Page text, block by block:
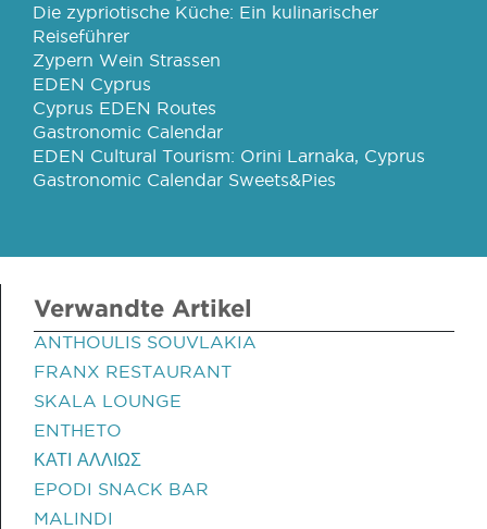
Die zypriotische Küche: Ein kulinarischer
Reiseführer
Zypern Wein Strassen
EDEN Cyprus
Cyprus EDEN Routes
Gastronomic Calendar
EDEN Cultural Tourism: Orini Larnaka, Cyprus
Gastronomic Calendar Sweets&Pies
Verwandte Artikel
ANTHOULIS SOUVLAKIA
FRANX RESTAURANT
SKALA LOUNGE
ENTHETO
ΚΑΤΙ ΑΛΛΙΩΣ
EPODI SNACK BAR
MALINDI